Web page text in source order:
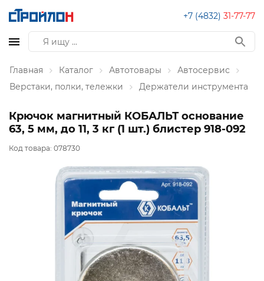
+7 (4832) 31-77-77
Главная Каталог Автотовары
Автосервис
Верстаки, полки, тележки
Держатели инструмента
Крючок магнитный КОБАЛЬТ основание
63, 5 мм, до 11, 3 кг (1 шт.) блистер 918-092
Код товара: 078730